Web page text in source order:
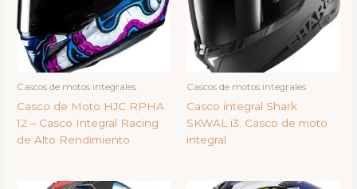
Cascos de motos integrales
Casco de Moto HJC RPHA
12 – Casco Integral Racing
de Alto Rendimiento
Cascos de motos integrales
Casco integral Shark
SKWAL i3. Casco de moto
integral